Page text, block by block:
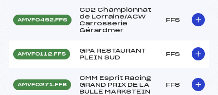
AMVF0452.FFS
CD2 Championnat
de Lorraine/ACW
Carrosserie
Gérardmer
FFS
AMVF0112.FFS
GPA RESTAURANT
PLEIN SUD
FFS
AMVF0271.FFS
CMM Esprit Racing
GRAND PRIX DE LA
BULLE MARKSTEIN
FFS